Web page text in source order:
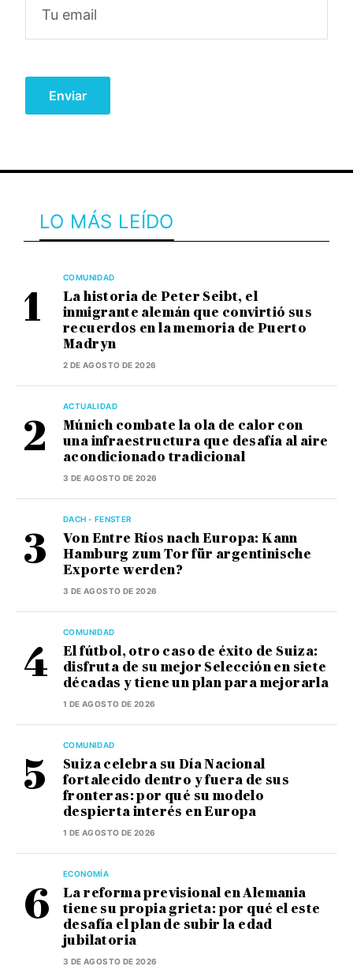
LO MÁS LEÍDO
COMUNIDAD
La historia de Peter Seibt, el
inmigrante alemán que convirtió sus
recuerdos en la memoria de Puerto
Madryn
2 DE AGOSTO DE 2026
ACTUALIDAD
Múnich combate la ola de calor con
una infraestructura que desafía al aire
acondicionado tradicional
3 DE AGOSTO DE 2026
DACH - FENSTER
Von Entre Ríos nach Europa: Kann
Hamburg zum Tor für argentinische
Exporte werden?
3 DE AGOSTO DE 2026
COMUNIDAD
El fútbol, otro caso de éxito de Suiza:
disfruta de su mejor Selección en siete
décadas y tiene un plan para mejorarla
1 DE AGOSTO DE 2026
COMUNIDAD
Suiza celebra su Día Nacional
fortalecido dentro y fuera de sus
fronteras: por qué su modelo
despierta interés en Europa
1 DE AGOSTO DE 2026
ECONOMÍA
La reforma previsional en Alemania
tiene su propia grieta: por qué el este
desafía el plan de subir la edad
jubilatoria
3 DE AGOSTO DE 2026